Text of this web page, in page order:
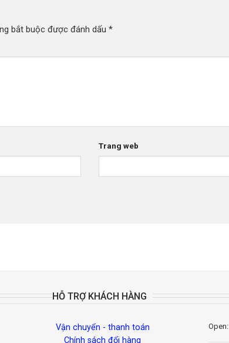
bắt buộc được đánh dấu *
Trang web
HỖ TRỢ KHÁCH HÀNG
Vận chuyển - thanh toán
Chính sách đổi hàng